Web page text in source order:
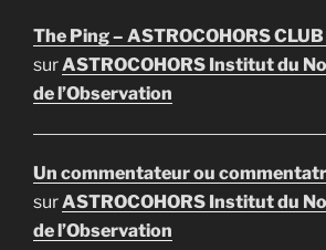
The Ping – ASTROCOHORS
surASTROCOHORS Institut du
de l’Observation
Un commentateur ou
surASTROCOHORS Institut du
de l’Observation